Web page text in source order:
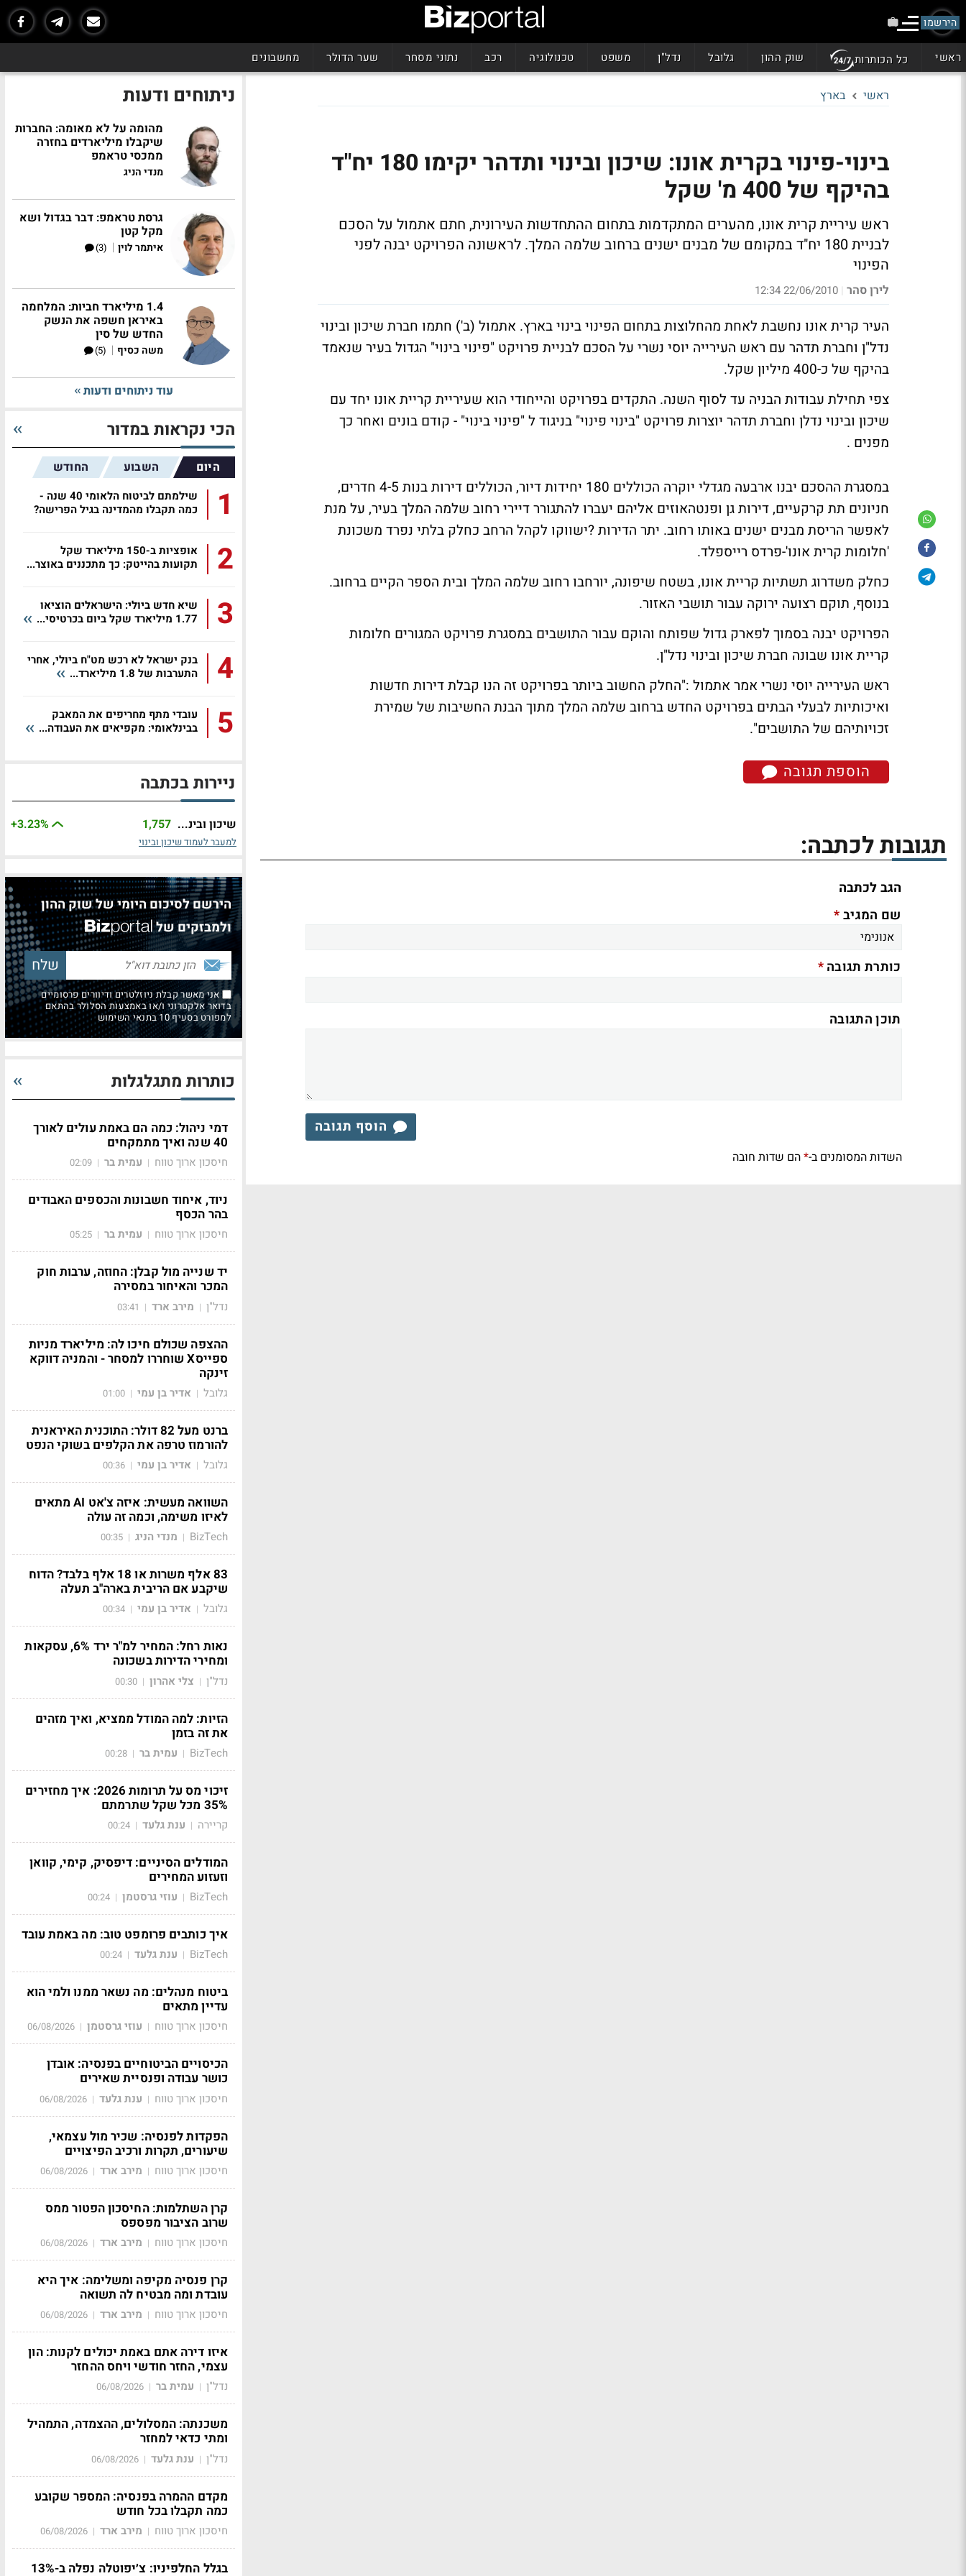
הירשמו
ראשי כל הכותרות שוק ההון גלובל נדל"ן משפט טכנולוגיה רכב נתוני מסחר שער הדולר מחשבונים
ראשי בארץ
בינוי-פינוי בקרית אונו: שיכון ובינוי ותדהר יקימו 180 יח"ד
בהיקף של 400 מ' שקל
ראש עיריית קרית אונו, מהערים המתקדמות בתחום ההתחדשות העירונית, חתם אתמול על הסכם
לבניית 180 יח"ד במקומם של מבנים ישנים ברחוב שלמה המלך. לראשונה הפרויקט יבנה לפני
הפינוי
לירן סהר |
22/06/2010 12:34
העיר קרית אונו נחשבת לאחת מהחלוצות בתחום הפינוי בינוי בארץ. אתמול (ב') חתמו חברת שיכון ובינוי
נדל"ן וחברת תדהר עם ראש העירייה יוסי נשרי על הסכם לבניית פרויקט "פינוי בינוי" הגדול בעיר שנאמד
בהיקף של כ-400 מיליון שקל.
צפי תחילת עבודות הבניה עד לסוף השנה. התקדים בפרויקט והייחודי הוא שעיריית קריית אונו יחד עם
שיכון ובינוי נדלן וחברת תדהר יוצרות פרויקט "בינוי פינוי" בניגוד ל "פינוי בינוי" - קודם בונים ואחר כך
מפנים .
במסגרת ההסכם יבנו ארבעה מגדלי יוקרה הכוללים 180 יחידות דיור, הכוללים דירות בנות 4-5 חדרים,
חניונים תת קרקעיים, דירות גן ופנטהאוזים אליהם יעברו להתגורר דיירי רחוב שלמה המלך בעיר, על מנת
לאפשר הריסת מבנים ישנים באותו רחוב. יתר הדירות ?ישווקו לקהל הרחב כחלק בלתי נפרד משכונת
'חלומות קרית אונו'-פרדס רייספלד.
כחלק משדרוג תשתיות קריית אונו, בשטח שיפונה, יורחבו רחוב שלמה המלך ובית הספר הקיים ברחוב.
בנוסף, תוקם רצועה ירוקה עבור תושבי האזור.
הפרויקט יבנה בסמוך לפארק גדול שפותח והוקם עבור התושבים במסגרת פרויקט המגורים חלומות
קריית אונו שבונה חברת שיכון ובינוי נדל"ן.
ראש העירייה יוסי נשרי אמר אתמול :"החלק החשוב ביותר בפרויקט זה הנו קבלת דירות חדשות
ואיכותיות לבעלי הבתים בפרויקט החדש ברחוב שלמה המלך מתוך הבנת החשיבות של שמירת
זכויותיהם של התושבים".
הוספת תגובה
תגובות לכתבה:
הגב לכתבה
שם המגיב*
כותרת תגובה*
תוכן התגובה
הוסף תגובה
השדות המסומנים ב-*הם שדות חובה
ניתוחים ודעות
מהומה על לא מאומה: החברות
שיקבלו מיליארדים בחזרה
ממכסי טראמפ
מנדי הניג
גרסת טראמפ: דבר בגדול ושא
מקל קטן
איתמר לוין |
(3)
1.4 מיליארד חביות: המלחמה
באיראן חשפה את הנשק
החדש של סין
משה כסיף |
(5)
עוד ניתוחים ודעות
הכי נקראות במדור
היום השבוע החודש
1
שילמתם לביטוח הלאומי 40 שנה -
כמה תקבלו מהמדינה בגיל הפרישה?
2
אופציות ב-150 מיליארד שקל
תקועות בהייטק: כך מתכננים באוצר...
3
שיא חדש ביולי: הישראלים הוציאו
1.77 מיליארד שקל ביום בכרטיסי...
4
בנק ישראל לא רכש מט"ח ביולי, אחרי
התערבות של 1.8 מיליארד...
5
עובדי מתף מחריפים את המאבק
בבינלאומי: מקפיאים את העבודה...
ניירות בכתבה
שיכון ובינ... 1,757
+3.23%
למעבר לעמוד שיכון ובינוי
הירשם לסיכום היומי של שוק ההון
ולמבזקים של
אני מאשר קבלת ניוזלטרים ודיוורים פרסומיים
בדואר אלקטרוני ו/או באמצעות הסלולר בהתאם
למפורט בסעיף 10 בתנאי השימוש
כותרות מתגלגלות
דמי ניהול: כמה הם באמת עולים לאורך
40 שנה ואיך מתמקחים
חיסכון ארוך טווח | עמית בר |
02:09
ניוד, איחוד חשבונות והכספים האבודים
בהר הכסף
חיסכון ארוך טווח | עמית בר |
05:25
יד שנייה מול קבלן: החוזה, ערבות חוק
המכר והאיחור במסירה
נדל"ן | מירב ארד |
03:41
ההצפה שכולם חיכו לה: מיליארד מניות
ספייסX שוחררו למסחר - והמניה דווקא
זינקה
גלובל | אדיר בן עמי |
01:00
ברנט מעל 82 דולר: התוכנית האיראנית
להורמוז טרפה את הקלפים בשוקי הנפט
גלובל | אדיר בן עמי |
00:36
השוואה מעשית: איזה צ'אט AI מתאים
לאיזו משימה, וכמה זה עולה
BizTech
| מנדי הניג |
00:35
83 אלף משרות או 18 אלף בלבד? הדוח
שיקבע אם הריבית בארה"ב תעלה
גלובל | אדיר בן עמי |
00:34
נאות רחל: המחיר למ"ר ירד 6%, עסקאות
ומחירי הדירות בשכונה
נדל"ן | צלי אהרון |
00:30
הזיות: למה המודל ממציא, ואיך מזהים
את זה בזמן
BizTech
| עמית בר |
00:28
זיכוי מס על תרומות 2026: איך מחזירים
35% מכל שקל שתרמתם
קריירה | ענת גלעד |
00:24
המודלים הסיניים: דיפסיק, קימי, קוואן
וזעזוע המחירים
BizTech
| עוזי גרסטמן |
00:24
איך כותבים פרומפט טוב: מה באמת עובד
BizTech
| ענת גלעד |
00:24
ביטוח מנהלים: מה נשאר ממנו ולמי הוא
עדיין מתאים
חיסכון ארוך טווח | עוזי גרסטמן |
06/08/2026
הכיסויים הביטוחיים בפנסיה: אובדן
כושר עבודה ופנסיית שאירים
חיסכון ארוך טווח | ענת גלעד |
06/08/2026
הפקדות לפנסיה: שכיר מול עצמאי,
שיעורים, תקרות ורכיב הפיצויים
חיסכון ארוך טווח | מירב ארד |
06/08/2026
קרן השתלמות: החיסכון הפטור ממס
שרוב הציבור מפספס
חיסכון ארוך טווח | מירב ארד |
06/08/2026
קרן פנסיה מקיפה ומשלימה: איך היא
עובדת ומה מבטיח לה תשואה
חיסכון ארוך טווח | מירב ארד |
06/08/2026
איזו דירה אתם באמת יכולים לקנות: הון
עצמי, החזר חודשי ויחס ההחזר
נדל"ן | עמית בר |
06/08/2026
משכנתה: המסלולים, ההצמדה, התמהיל
ומתי כדאי למחזר
נדל"ן | ענת גלעד |
06/08/2026
מקדם ההמרה בפנסיה: המספר שקובע
כמה תקבלו בכל חודש
חיסכון ארוך טווח | מירב ארד |
06/08/2026
בגלל החלפיניו: צ׳יפוטלה נפלה ב-13%